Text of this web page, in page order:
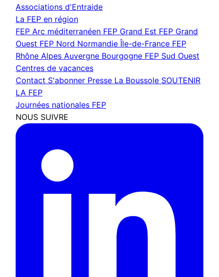
Associations d'Entraide
La FEP en région
FEP Arc méditerranéen FEP Grand Est FEP Grand
Ouest FEP Nord Normandie Île-de-France FEP
Rhône Alpes Auvergne Bourgogne FEP Sud Ouest
Centres de vacances
Contact S'abonner Presse La Boussole SOUTENIR
LA FEP
Journées nationales FEP
NOUS SUIVRE